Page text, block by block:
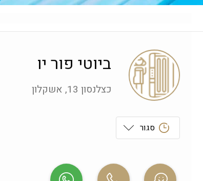
ביוטי פור יו
כצלנסון 13, אשקלון
סגור
שני
09:00-19:00